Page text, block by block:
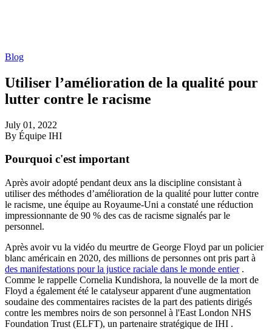
Blog
Utiliser l’amélioration de la qualité pour
lutter contre le racisme
July 01, 2022
By Équipe IHI
Pourquoi c'est important
Après avoir adopté pendant deux ans la discipline consistant à
utiliser des méthodes d’amélioration de la qualité pour lutter contre
le racisme, une équipe au Royaume-Uni a constaté une réduction
impressionnante de 90 % des cas de racisme signalés par le
personnel.
Après avoir vu la vidéo du meurtre de George Floyd par un policier
blanc américain en 2020, des millions de personnes ont pris part à
des manifestations pour la justice raciale dans le monde entier .
Comme le rappelle Cornelia Kundishora, la nouvelle de la mort de
Floyd a également été le catalyseur apparent d'une augmentation
soudaine des commentaires racistes de la part des patients dirigés
contre les membres noirs de son personnel à l'East London NHS
Foundation Trust (ELFT), un partenaire stratégique de IHI .